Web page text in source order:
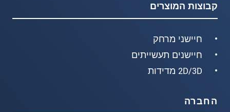
קבוצות המוצרים
חיישני מרחק
חיישנים תעשייתים
2D/3D מדידות
החברה